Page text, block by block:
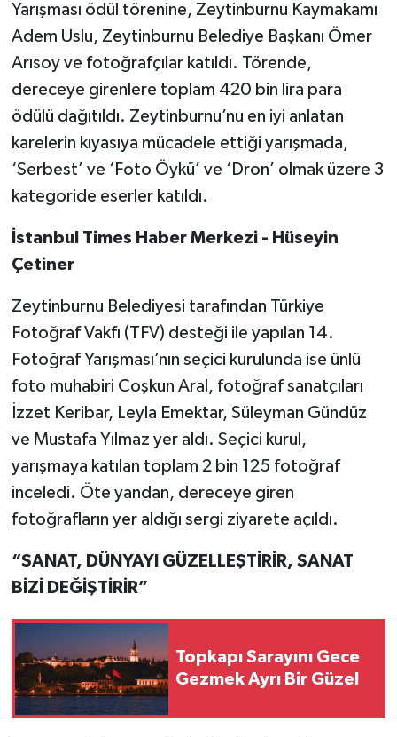
Yarışması ödül törenine, Zeytinburnu Kaymakamı
Adem Uslu, Zeytinburnu Belediye Başkanı Ömer
Arısoy ve fotoğrafçılar katıldı. Törende,
dereceye girenlere toplam 420 bin lira para
ödülü dağıtıldı. Zeytinburnu’nu en iyi anlatan
karelerin kıyasıya mücadele ettiği yarışmada,
‘Serbest’ ve ‘Foto Öykü’ ve ‘Dron’ olmak üzere 3
kategoride eserler katıldı.
İstanbul Times Haber Merkezi - Hüseyin
Çetiner
Zeytinburnu Belediyesi tarafından Türkiye
Fotoğraf Vakfı (TFV) desteği ile yapılan 14.
Fotoğraf Yarışması’nın seçici kurulunda ise ünlü
foto muhabiri Coşkun Aral, fotoğraf sanatçıları
İzzet Keribar, Leyla Emektar, Süleyman Gündüz
ve Mustafa Yılmaz yer aldı. Seçici kurul,
yarışmaya katılan toplam 2 bin 125 fotoğraf
inceledi. Öte yandan, dereceye giren
fotoğrafların yer aldığı sergi ziyarete açıldı.
“SANAT, DÜNYAYI GÜZELLEŞTİRİR, SANAT
BİZİ DEĞİŞTİRİR”
Topkapı Sarayını Gece
Gezmek Ayrı Bir Güzel